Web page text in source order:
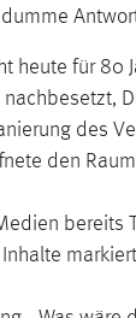
für 80
des
den